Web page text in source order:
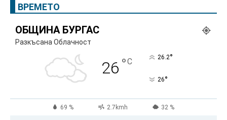
ВРЕМЕТО
ОБЩИНА БУРГАС
Разкъсана Облачност
26 °C 26.2°
26°
69 % 2.7kmh 32 %